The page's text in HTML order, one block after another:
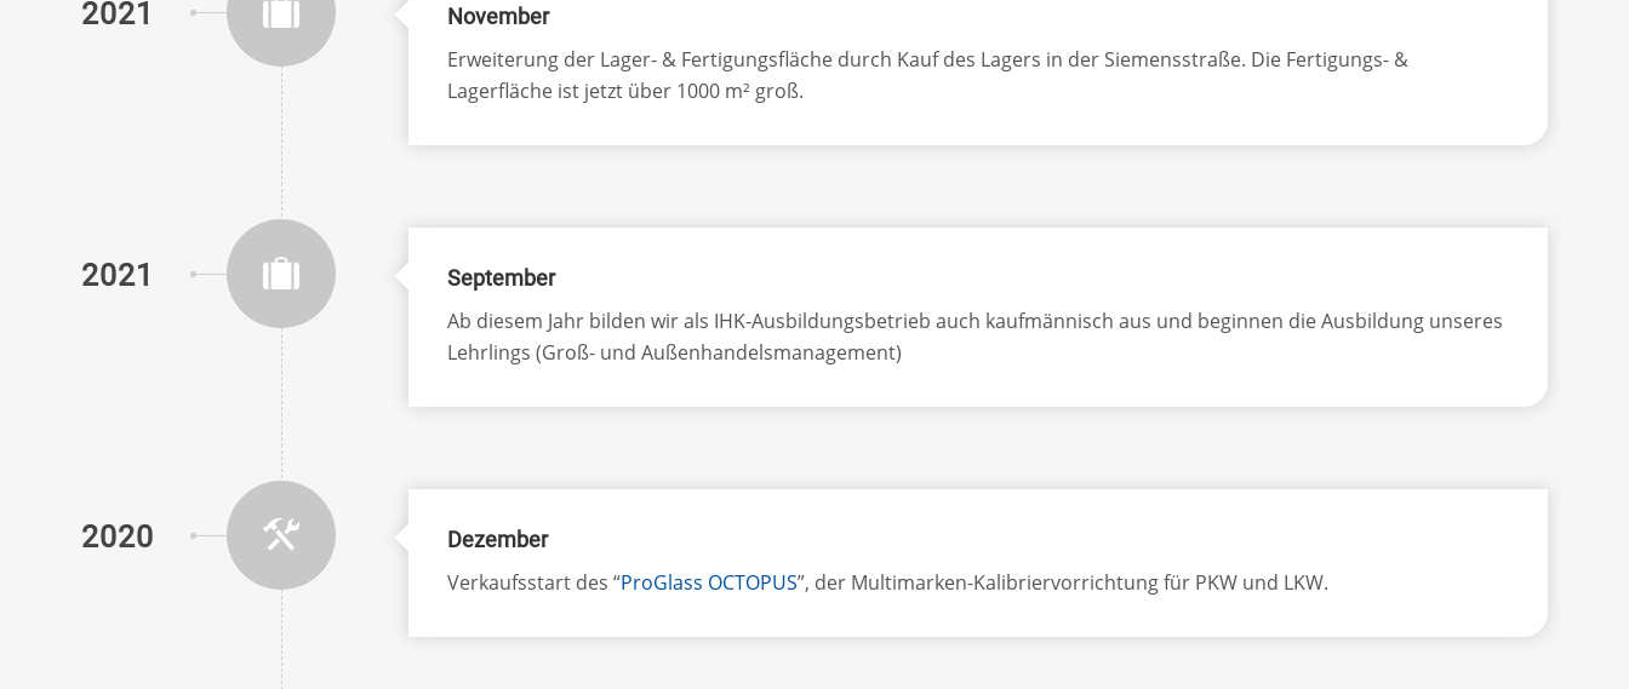
2021 November
Erweiterung der Lager- & Fertigungsfläche durch Kauf des Lagers in der Siemensstraße. Die Fertigungs- &
Lagerfläche ist jetzt über 1000 m² groß.
2021 September
Ab diesem Jahr bilden wir als IHK-Ausbildungsbetrieb auch kaufmännisch aus und beginnen die Ausbildung unseres
Lehrlings (Groß- und Außenhandelsmanagement)
2020 Dezember
Verkaufsstart des “ProGlass OCTOPUS”, der Multimarken-Kalibriervorrichtung für PKW und LKW.